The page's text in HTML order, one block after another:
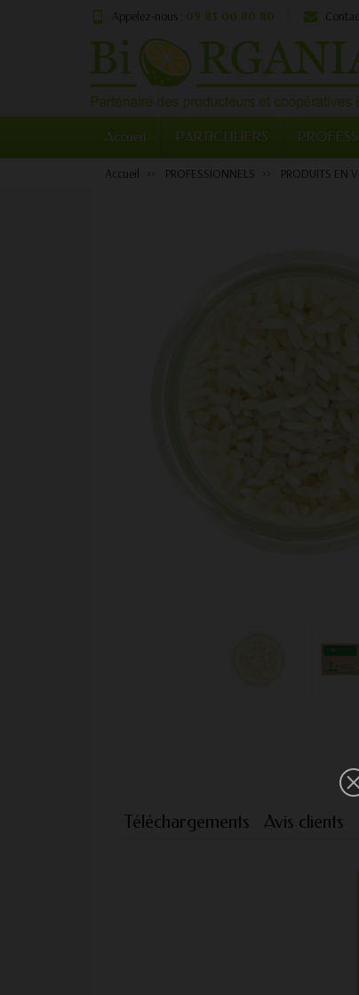
Appelez-nous : 09 83 00 80 80
Accueil PARTICULIERS
Accueil PROFESSIONNELS PRODUITS EN
Téléchargements Avis clients